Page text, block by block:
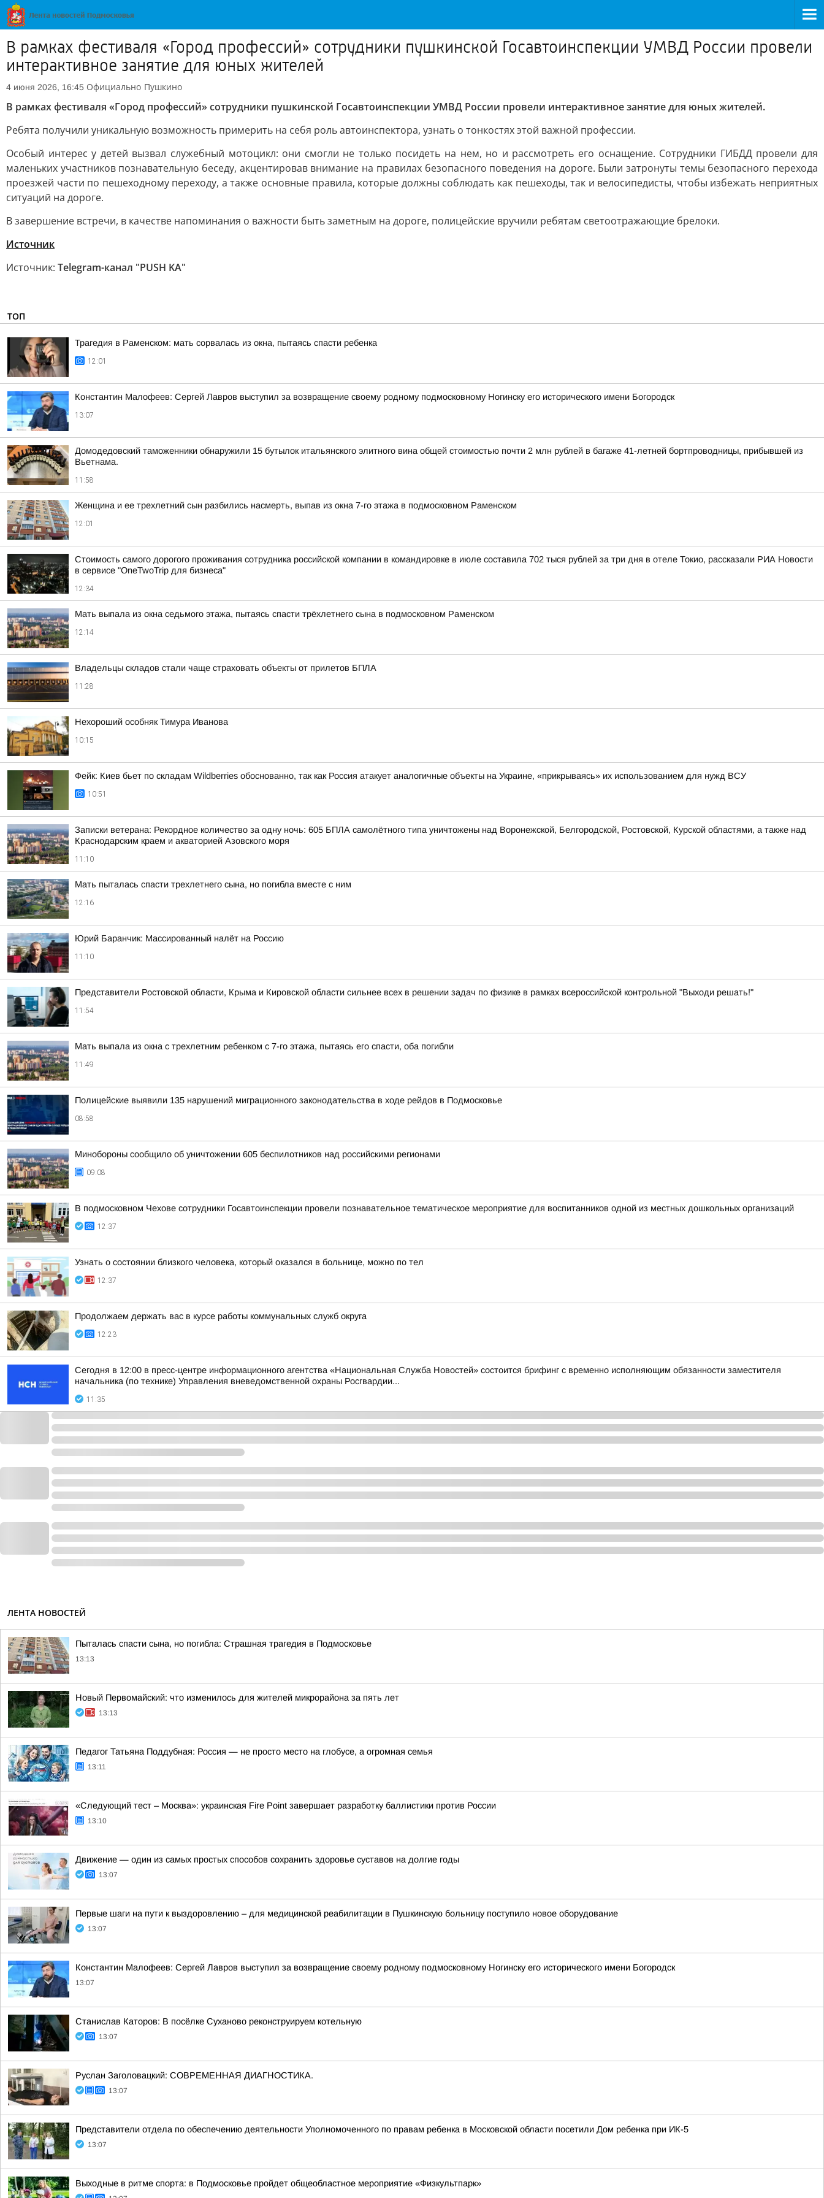
В рамках фестиваля «Город профессий» сотрудники пушкинской Госавтоинспекции УМВД России провели
интерактивное занятие для юных жителей
4 июня 2026, 16:45 Официально Пушкино
В рамках фестиваля «Город профессий» сотрудники пушкинской Госавтоинспекции УМВД России провели интерактивное занятие для юных жителей.
Ребята получили уникальную возможность примерить на себя роль автоинспектора, узнать о тонкостях этой важной профессии.
Особый интерес у детей вызвал служебный мотоцикл: они смогли не только посидеть на нем, но и рассмотреть его оснащение. Сотрудники ГИБДД провели для
маленьких участников познавательную беседу, акцентировав внимание на правилах безопасного поведения на дороге. Были затронуты темы безопасного перехода
проезжей части по пешеходному переходу, а также основные правила, которые должны соблюдать как пешеходы, так и велосипедисты, чтобы избежать неприятных
ситуаций на дороге.
В завершение встречи, в качестве напоминания о важности быть заметным на дороге, полицейские вручили ребятам светоотражающие брелоки.
Источник
Источник: Telegram-канал "PUSH KA"
ТОП
Трагедия в Раменском: мать сорвалась из окна, пытаясь спасти ребенка
12:01
Константин Малофеев: Сергей Лавров выступил за возвращение своему родному подмосковному Ногинску его исторического имени Богородск
13:07
Домодедовский таможенники обнаружили 15 бутылок итальянского элитного вина общей стоимостью почти 2 млн рублей в багаже 41-летней бортпроводницы, прибывшей из
Вьетнама.
11:58
Женщина и ее трехлетний сын разбились насмерть, выпав из окна 7-го этажа в подмосковном Раменском
12:01
Стоимость самого дорогого проживания сотрудника российской компании в командировке в июле составила 702 тыся рублей за три дня в отеле Токио, рассказали РИА Новости
в сервисе "OneTwoTrip для бизнеса"
12:34
Мать выпала из окна седьмого этажа, пытаясь спасти трёхлетнего сына в подмосковном Раменском
12:14
Владельцы складов стали чаще страховать объекты от прилетов БПЛА
11:28
Нехороший особняк Тимура Иванова
10:15
Фейк: Киев бьет по складам Wildberries обоснованно, так как Россия атакует аналогичные объекты на Украине, «прикрываясь» их использованием для нужд ВСУ
10:51
Записки ветерана: Рекордное количество за одну ночь: 605 БПЛА самолётного типа уничтожены над Воронежской, Белгородской, Ростовской, Курской областями, а также над
Краснодарским краем и акваторией Азовского моря
11:10
Мать пыталась спасти трехлетнего сына, но погибла вместе с ним
12:16
Юрий Баранчик: Массированный налёт на Россию
11:10
Представители Ростовской области, Крыма и Кировской области сильнее всех в решении задач по физике в рамках всероссийской контрольной "Выходи решать!"
11:54
Мать выпала из окна с трехлетним ребенком с 7-го этажа, пытаясь его спасти, оба погибли
11:49
Полицейские выявили 135 нарушений миграционного законодательства в ходе рейдов в Подмосковье
08:58
Минобороны сообщило об уничтожении 605 беспилотников над российскими регионами
09:08
В подмосковном Чехове сотрудники Госавтоинспекции провели познавательное тематическое мероприятие для воспитанников одной из местных дошкольных организаций
12:37
Узнать о состоянии близкого человека, который оказался в больнице, можно по тел
12:37
Продолжаем держать вас в курсе работы коммунальных служб округа
12:23
Сегодня в 12:00 в пресс-центре информационного агентства «Национальная Служба Новостей» состоится брифинг с временно исполняющим обязанности заместителя
начальника (по технике) Управления вневедомственной охраны Росгвардии...
11:35
ЛЕНТА НОВОСТЕЙ
Пыталась спасти сына, но погибла: Страшная трагедия в Подмосковье
13:13
Новый Первомайский: что изменилось для жителей микрорайона за пять лет
13:13
Педагог Татьяна Поддубная: Россия — не просто место на глобусе, а огромная семья
13:11
«Следующий тест – Москва»: украинская Fire Point завершает разработку баллистики против России
13:10
Движение — один из самых простых способов сохранить здоровье суставов на долгие годы
13:07
Первые шаги на пути к выздоровлению – для медицинской реабилитации в Пушкинскую больницу поступило новое оборудование
13:07
Константин Малофеев: Сергей Лавров выступил за возвращение своему родному подмосковному Ногинску его исторического имени Богородск
13:07
Станислав Каторов: В посёлке Суханово реконструируем котельную
13:07
Руслан Заголовацкий: СОВРЕМЕННАЯ ДИАГНОСТИКА.
13:07
Представители отдела по обеспечению деятельности Уполномоченного по правам ребенка в Московской области посетили Дом ребенка при ИК-5
13:07
Выходные в ритме спорта: в Подмосковье пройдет общеобластное мероприятие «Физкультпарк»